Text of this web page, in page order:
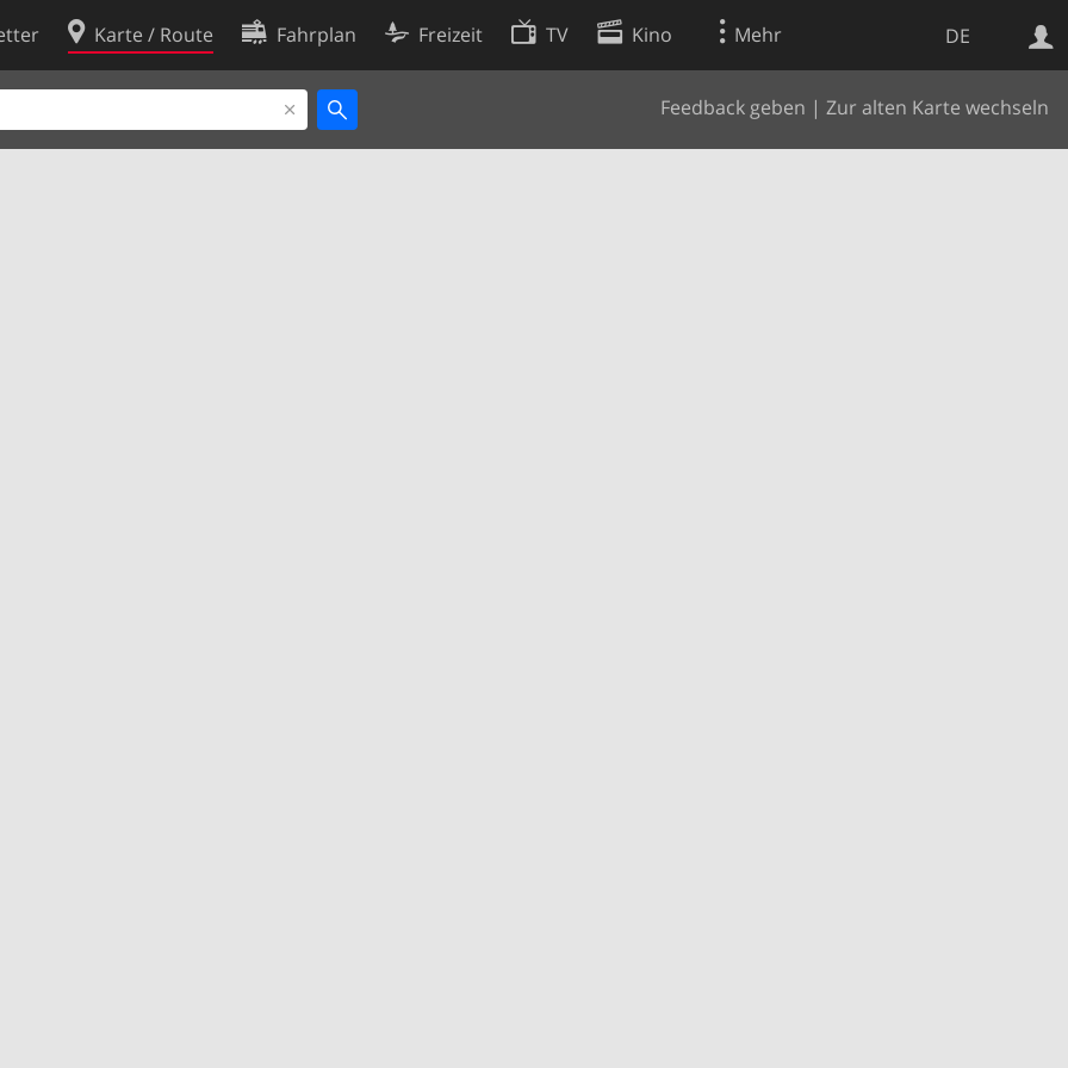
DE
Karte / Route Fahrplan Freizeit TV Kino Mehr
Feedback geben | Zur alten Karte wechseln
Websuche
Cookie-Richtlinie
Cookie-Einstellungen